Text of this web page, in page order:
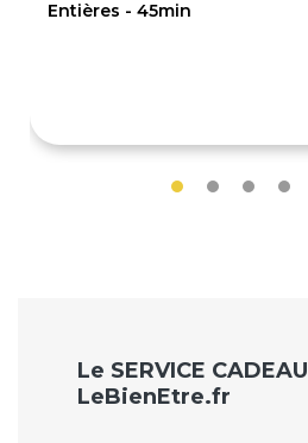
Entières - 45min
Le SERVICE CADEAU
LeBienEtre.fr